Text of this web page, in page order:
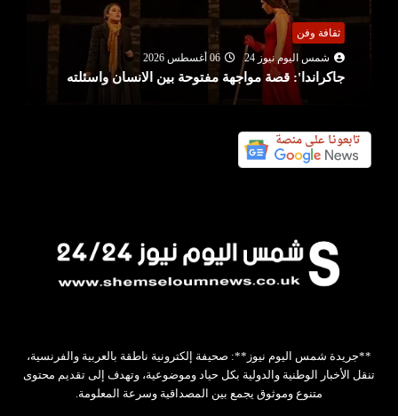
ثقافة وفن
شمس اليوم نيوز 24
06 أغسطس 2026
جاكراندا': قصة مواجهة مفتوحة بين الانسان واسئلته
**جريدة شمس اليوم نيوز**: صحيفة إلكترونية ناطقة بالعربية والفرنسية،
تنقل الأخبار الوطنية والدولية بكل حياد وموضوعية، وتهدف إلى تقديم محتوى
متنوع وموثوق يجمع بين المصداقية وسرعة المعلومة.